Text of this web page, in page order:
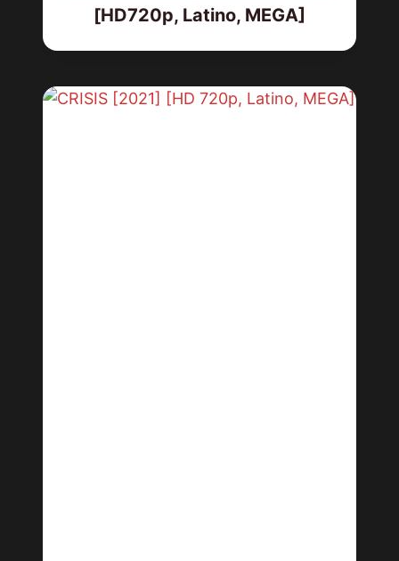
[HD720p, Latino, MEGA]